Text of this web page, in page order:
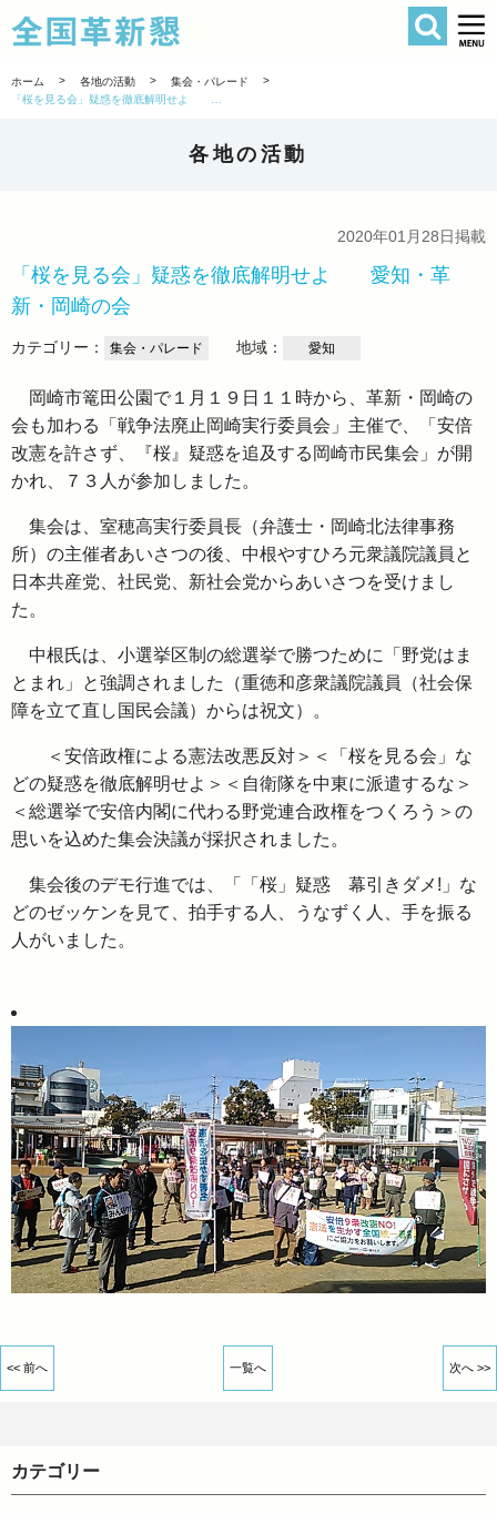
全国革新懇
検索
ホーム > 各地の活動 > 集会・パレード
>
各地の活動
2020年01月28日掲載
「桜を見る会」疑惑を徹底解明せよ 愛知・革
新・岡崎の会
カテゴリー： 集会・パレード 地域： 愛知
岡崎市篭田公園で１月１９日１１時から、革新・岡崎の
会も加わる「戦争法廃止岡崎実行委員会」主催で、「安倍
改憲を許さず、『桜』疑惑を追及する岡崎市民集会」が開
かれ、７３人が参加しました。
集会は、室穂高実行委員長（弁護士・岡崎北法律事務
所）の主催者あいさつの後、中根やすひろ元衆議院議員と
日本共産党、社民党、新社会党からあいさつを受けまし
た。
中根氏は、小選挙区制の総選挙で勝つために「野党はま
とまれ」と強調されました（重徳和彦衆議院議員（社会保
障を立て直し国民会議）からは祝文）。
＜安倍政権による憲法改悪反対＞＜「桜を見る会」な
どの疑惑を徹底解明せよ＞＜自衛隊を中東に派遣するな＞
＜総選挙で安倍内閣に代わる野党連合政権をつくろう＞の
思いを込めた集会決議が採択されました。
集会後のデモ行進では、「「桜」疑惑 幕引きダメ!」な
どのゼッケンを見て、拍手する人、うなずく人、手を振る
人がいました。
<< 前へ 一覧へ 次へ >>
カテゴリー